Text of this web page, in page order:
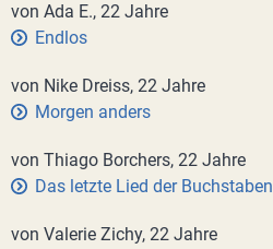
von Ada E., 22 Jahre
Endlos
von Nike Dreiss, 22 Jahre
Morgen anders
von Thiago Borchers, 22 Jahre
Das letzte Lied der Buchstaben
von Valerie Zichy, 22 Jahre